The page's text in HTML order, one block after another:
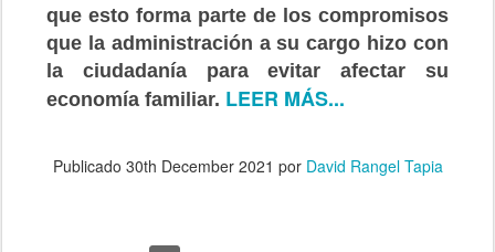
que esto forma parte de los compromisos
que la administración a su cargo hizo con
la ciudadanía para evitar afectar su
economía familiar. LEER MÁS...
Publicado 30th December 2021 por David Rangel Tapia